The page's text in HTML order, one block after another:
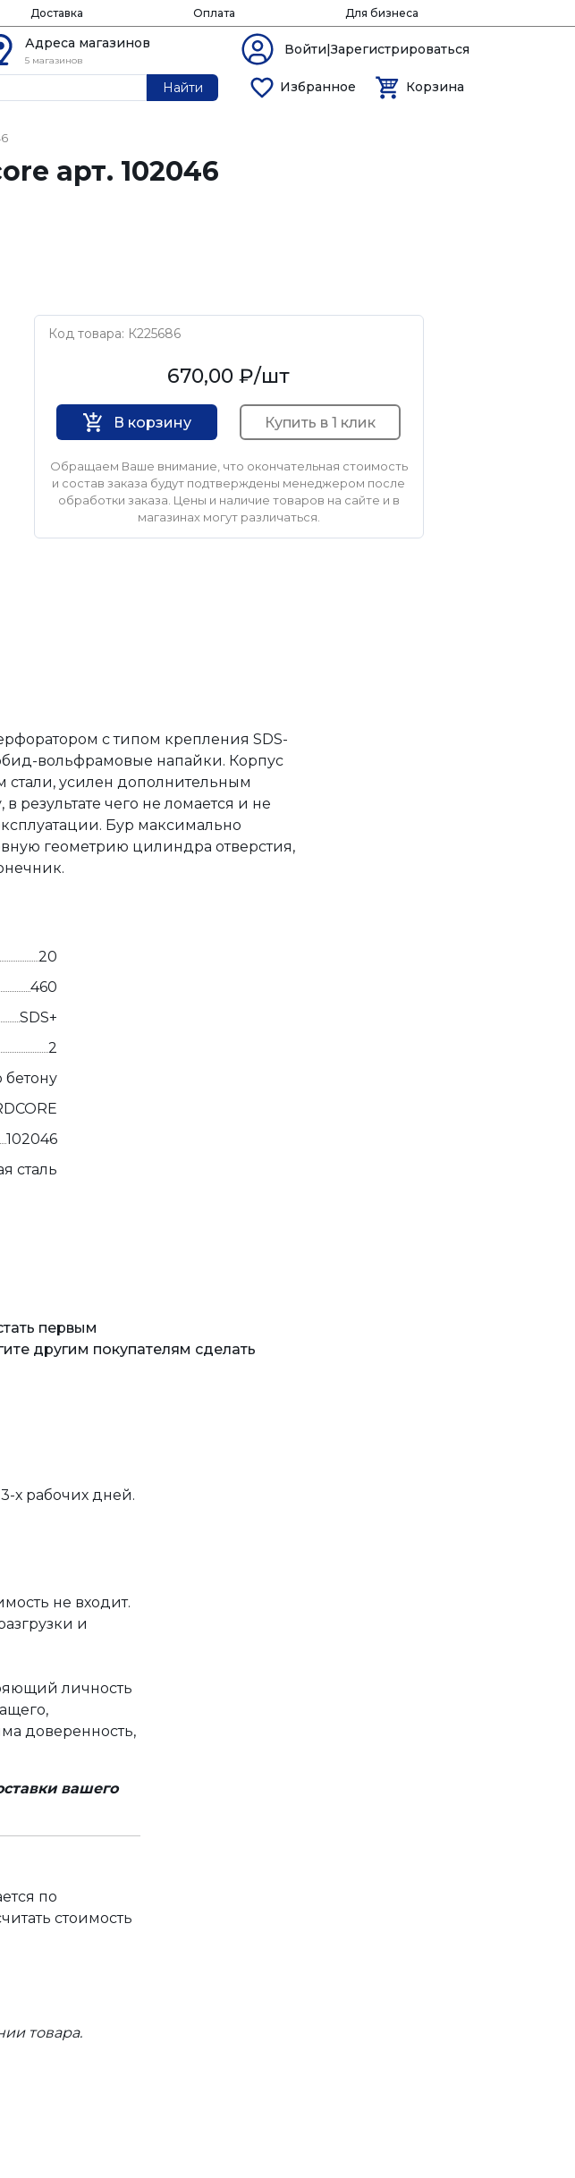
Доставка Оплата Для бизнеса
Адреса магазинов
5 магазинов
Войти|Зарегистрироваться
Найти Избранное Корзина
арт. 102046
Код товара: К225686
670,00 ₽/шт
В корзину Купить в 1 клик
Обращаем Ваше внимание, что окончательная стоимость
и состав заказа будут подтверждены менеджером после
обработки заказа. Цены и наличие товаров на сайте и в
магазинах могут различаться.
с типом крепления SDS-
вольфрамовые напайки. Корпус
усилен дополнительным
результате чего не ломается и не
Бур максимально
геометрию цилиндра отверстия,
20
460
SDS+
2
бетону
102046
сталь
первым
другим покупателям сделать
х рабочих дней.
не входит.
и
личность
доверенность,
вашего
по
стоимость
товара.